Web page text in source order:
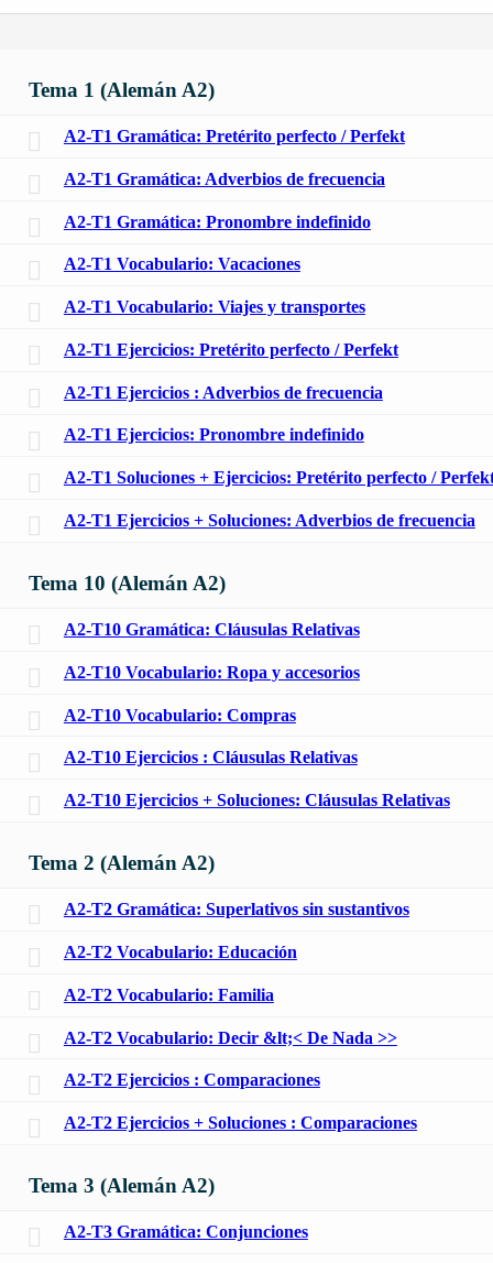
Tema 1 (Alemán A2)
A2-T1 Gramática: Pretérito perfecto / Perfekt
A2-T1 Gramática: Adverbios de frecuencia
A2-T1 Gramática: Pronombre indefinido
A2-T1 Vocabulario: Vacaciones
A2-T1 Vocabulario: Viajes y transportes
A2-T1 Ejercicios: Pretérito perfecto / Perfekt
A2-T1 Ejercicios : Adverbios de frecuencia
A2-T1 Ejercicios: Pronombre indefinido
A2-T1 Soluciones + Ejercicios: Pretérito perfecto /
A2-T1 Ejercicios + Soluciones: Adverbios de frecuencia
Tema 10 (Alemán A2)
A2-T10 Gramática: Cláusulas Relativas
A2-T10 Vocabulario: Ropa y accesorios
A2-T10 Vocabulario: Compras
A2-T10 Ejercicios : Cláusulas Relativas
A2-T10 Ejercicios + Soluciones: Cláusulas Relativas
Tema 2 (Alemán A2)
A2-T2 Gramática: Superlativos sin sustantivos
A2-T2 Vocabulario: Educación
A2-T2 Vocabulario: Familia
A2-T2 Vocabulario: Decir &lt;< De Nada >>
A2-T2 Ejercicios : Comparaciones
A2-T2 Ejercicios + Soluciones : Comparaciones
Tema 3 (Alemán A2)
A2-T3 Gramática: Conjunciones